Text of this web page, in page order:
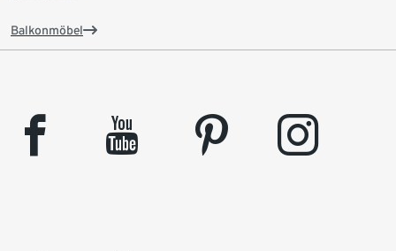
Balkonmöbel
facebook youtube pinterest instagram